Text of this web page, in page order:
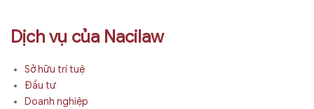
Dịch vụ của Nacilaw
Sở hữu trí tuệ
Đầu tư
Doanh nghiệp